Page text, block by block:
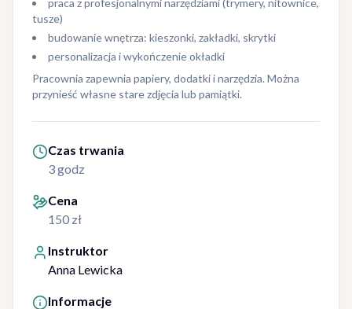
tusze)
budowanie wnętrza: kieszonki, zakładki, skrytki
personalizacja i wykończenie okładki
Pracownia zapewnia papiery, dodatki i narzędzia. Można
przynieść własne stare zdjęcia lub pamiątki.
Czas trwania
3 godz
Cena
150 zł
Instruktor
Anna Lewicka
Informacje